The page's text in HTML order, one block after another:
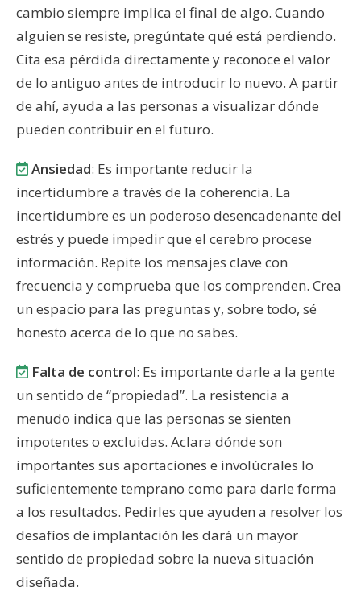
cambio siempre implica el final de algo. Cuando
alguien se resiste, pregúntate qué está perdiendo.
Cita esa pérdida directamente y reconoce el valor
de lo antiguo antes de introducir lo nuevo. A partir
de ahí, ayuda a las personas a visualizar dónde
pueden contribuir en el futuro.
Ansiedad: Es importante reducir la
incertidumbre a través de la coherencia. La
incertidumbre es un poderoso desencadenante del
estrés y puede impedir que el cerebro procese
información. Repite los mensajes clave con
frecuencia y comprueba que los comprenden. Crea
un espacio para las preguntas y, sobre todo, sé
honesto acerca de lo que no sabes.
Falta de control: Es importante darle a la gente
un sentido de “propiedad”. La resistencia a
menudo indica que las personas se sienten
impotentes o excluidas. Aclara dónde son
importantes sus aportaciones e involúcrales lo
suficientemente temprano como para darle forma
a los resultados. Pedirles que ayuden a resolver los
desafíos de implantación les dará un mayor
sentido de propiedad sobre la nueva situación
diseñada.